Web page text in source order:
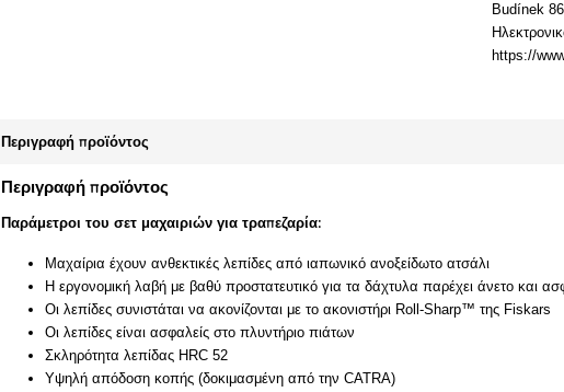
Budínek
https://
Περιγραφή προϊόντος
Περιγραφή προϊόντος
Παράμετροι του σετ μαχαιριών για τραπεζαρία:
Μαχαίρια έχουν ανθεκτικές λεπίδες από ιαπωνικό ανοξείδωτο ατσάλι
Η εργονομική λαβή με βαθύ προστατευτικό για τα δάχτυλα παρέχει άνετο και
Οι λεπίδες συνιστάται να ακονίζονται με το ακονιστήρι Roll-Sharp™ της Fiskars
Οι λεπίδες είναι ασφαλείς στο πλυντήριο πιάτων
Σκληρότητα λεπίδας HRC 52
Υψηλή απόδοση κοπής (δοκιμασμένη από την CATRA)